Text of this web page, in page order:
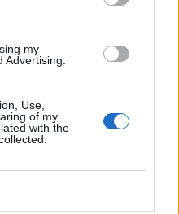
my
Advertising.
Use,
of my
with the
sporadiskt under
nyckelcykel.
tisdag 12:52
4motion OEM++